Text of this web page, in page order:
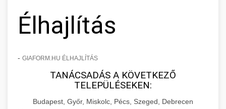
Élhajlítás
- GIAFORM.HU ÉLHAJLÍTÁS
TANÁCSADÁS A KÖVETKEZŐ
TELEPÜLÉSEKEN:
Budapest, Győr, Miskolc, Pécs, Szeged, Debrecen